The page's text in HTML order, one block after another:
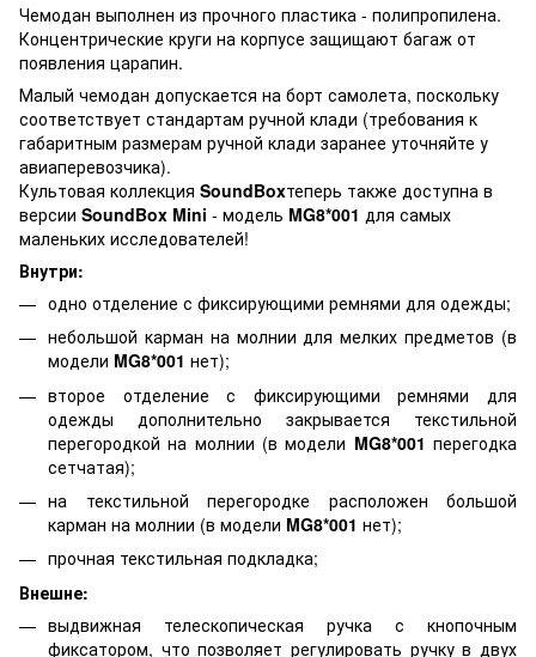
Чемодан выполнен из прочного пластика - полипропилена.
Концентрические круги на корпусе защищают багаж от
появления царапин.
Малый чемодан допускается на борт самолета, поскольку
соответствует стандартам ручной клади (требования к
габаритным размерам ручной клади заранее уточняйте у
авиаперевозчика).
Культовая коллекция SoundBoxтеперь также доступна в
версии SoundBox Mini - модель MG8*001 для самых
маленьких исследователей!
Внутри:
одно отделение с фиксирующими ремнями для одежды;
небольшой карман на молнии для мелких предметов (в
модели MG8*001 нет);
второе отделение с фиксирующими ремнями для
одежды дополнительно закрывается текстильной
перегородкой на молнии (в модели MG8*001 перегодка
сетчатая);
на текстильной перегородке расположен большой
карман на молнии (в модели MG8*001 нет);
прочная текстильная подкладка;
Внешне:
выдвижная телескопическая ручка с кнопочным
фиксатором, что позволяет регулировать ручку в двух